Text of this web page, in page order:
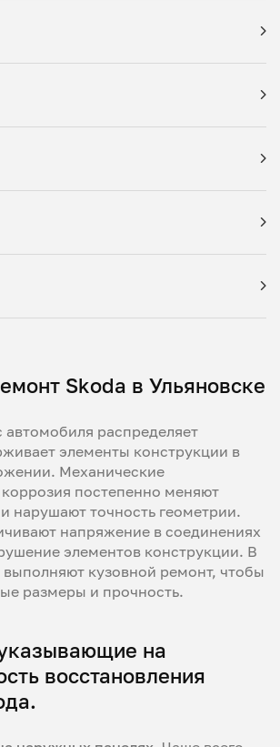
Skoda в Ульяновске
автомобиля распределяет
элементы конструкции в
Механические
постепенно меняют
нарушают точность геометрии.
напряжение в соединениях
элементов конструкции. В
выполняют кузовной ремонт, чтобы
размеры и прочность.
на
восстановления